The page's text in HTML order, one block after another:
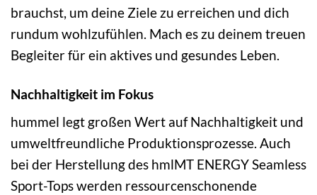
brauchst, um deine Ziele zu erreichen und dich
rundum wohlzufühlen. Mach es zu deinem treuen
Begleiter für ein aktives und gesundes Leben.
Nachhaltigkeit im Fokus
hummel legt großen Wert auf Nachhaltigkeit und
umweltfreundliche Produktionsprozesse. Auch
bei der Herstellung des hmlMT ENERGY Seamless
Sport-Tops werden ressourcenschonende